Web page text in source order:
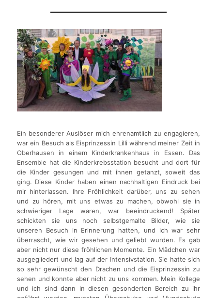
Ein besonderer Auslöser mich ehrenamtlich zu engagieren,
war ein Besuch als Eisprinzessin Lilli während meiner Zeit in
Oberhausen in einem Kinderkrankenhaus in Essen. Das
Ensemble hat die Kinderkrebsstation besucht und dort für
die Kinder gesungen und mit ihnen getanzt, soweit das
ging. Diese Kinder haben einen nachhaltigen Eindruck bei
mir hinterlassen. Ihre Fröhlichkeit darüber, uns zu sehen
und zu hören, mit uns etwas zu machen, obwohl sie in
schwieriger Lage waren, war beeindruckend! Später
schickten sie uns noch selbstgemalte Bilder, wie sie
unseren Besuch in Erinnerung hatten, und ich war sehr
überrascht, wie wir gesehen und geliebt wurden. Es gab
aber nicht nur diese fröhlichen Momente. Ein Mädchen war
ausgegliedert und lag auf der Intensivstation. Sie hatte sich
so sehr gewünscht den Drachen und die Eisprinzessin zu
sehen und konnte aber nicht zu uns kommen. Mein Kollege
und ich sind dann in diesen gesonderten Bereich zu ihr